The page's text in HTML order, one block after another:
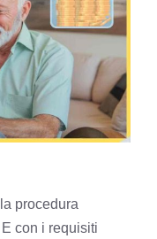
procedura
E con i requisiti